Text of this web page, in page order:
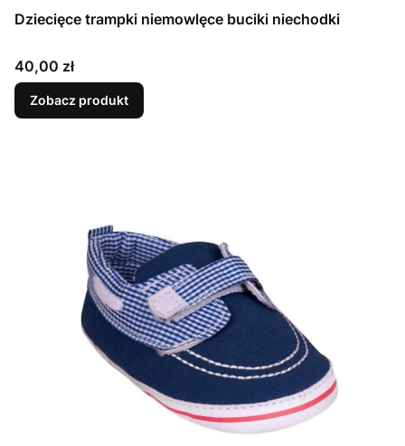
Dziecięce trampki niemowlęce buciki niechodki
Cena
40,00 zł
Zobacz produkt